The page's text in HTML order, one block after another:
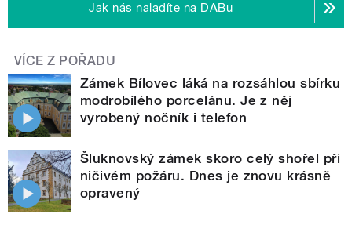
Jak nás naladíte na DABu
VÍCE Z POŘADU
Zámek Bílovec láká na rozsáhlou sbírku
modrobílého porcelánu. Je z něj
vyrobený nočník i telefon
Šluknovský zámek skoro celý shořel při
ničivém požáru. Dnes je znovu krásně
opravený